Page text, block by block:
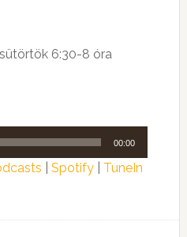
6:30-8 óra
00:00
Spotify| TuneIn